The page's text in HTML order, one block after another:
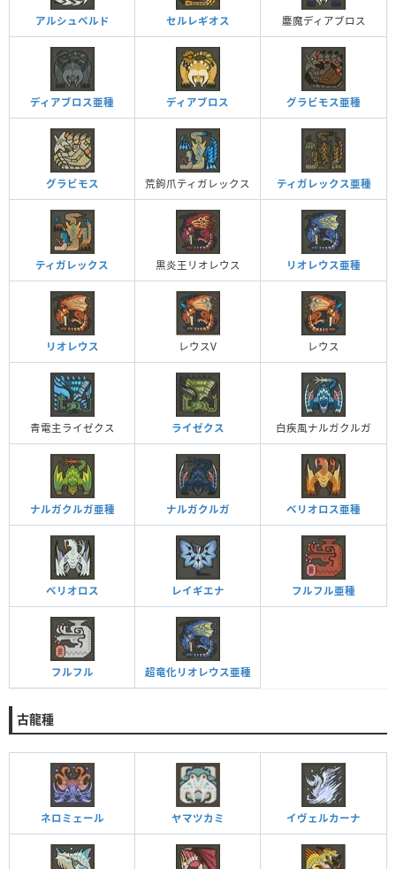
アルシュベルド セルレギオス 鏖魔ディアブロス
ディアブロス亜種 ディアブロス グラビモス亜種
グラビモス 荒鉤爪ティガレックス ティガレックス亜種
ティガレックス 黒炎王リオレウス リオレウス亜種
リオレウス レウスV レウス
青電主ライゼクス ライゼクス 白疾風ナルガクルガ
ナルガクルガ亜種 ナルガクルガ ベリオロス亜種
ベリオロス レイギエナ フルフル亜種
フルフル 超竜化リオレウス亜種
古龍種
ネロミェール ヤマツカミ イヴェルカーナ